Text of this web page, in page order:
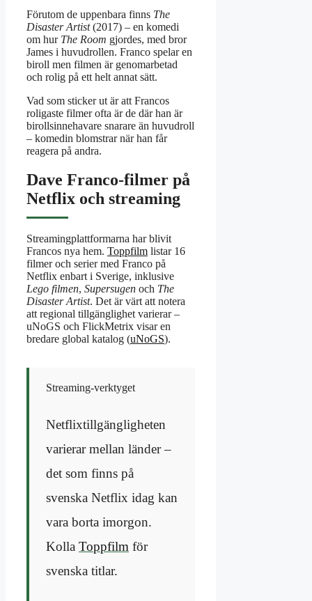
Förutom de uppenbara finns The
Disaster Artist(2017) – en komedi
om hur The Room gjordes, med bror
James i huvudrollen. Franco spelar en
biroll men filmen är genomarbetad
och rolig på ett helt annat sätt.
Vad som sticker ut är att Francos
roligaste filmer ofta är de där han är
bi­rollsinnehavare snarare än huvudroll
– komedin blomstrar när han får
reagera på andra.
Dave Franco-filmer på
Netflix och streaming
Streamingplattformarna har blivit
Francos nya hem. Toppfilm listar 16
filmer och serier med Franco på
Netflix enbart i Sverige, inklusive
Lego filmen, Supersugen och The
Disaster Artist. Det är värt att notera
att regional tillgänglighet varierar –
uNoGS och FlickMetrix visar en
bredare global katalog (uNoGS).
Streaming-verktyget
Netflix­tillgängligheten
varierar mellan länder –
det som finns på
svenska Netflix idag kan
vara borta imorgon.
Kolla Toppfilm för
svenska titlar.